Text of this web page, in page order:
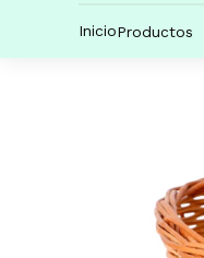
InicioProductos